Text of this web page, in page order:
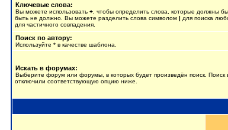
Ключевые слова:
Вы можете использовать + , чтобы определить слова, которые должны
быть не должно. Вы можете разделить слова символом | для поиска
для частичного совпадения.
Поиск по автору:
Используйте * в качестве шаблона.
Искать в форумах:
Выберите форум или форумы, в которых будет произведён поиск. Поиск
отключили соответствующую опцию ниже.